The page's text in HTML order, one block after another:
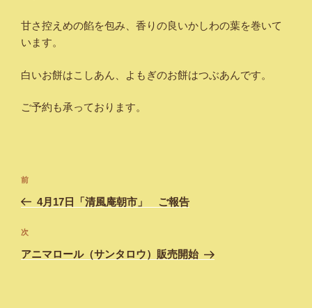
甘さ控えめの餡を包み、香りの良いかしわの葉を巻いて
います。
白いお餅はこしあん、よもぎのお餅はつぶあんです。
ご予約も承っております。
投
ナ
ビ
ゲ
過
去
投
稿
前
4月17日「清風庵朝市」 ご報告
次
の
次
アニマロール（サンタロウ）販売開始